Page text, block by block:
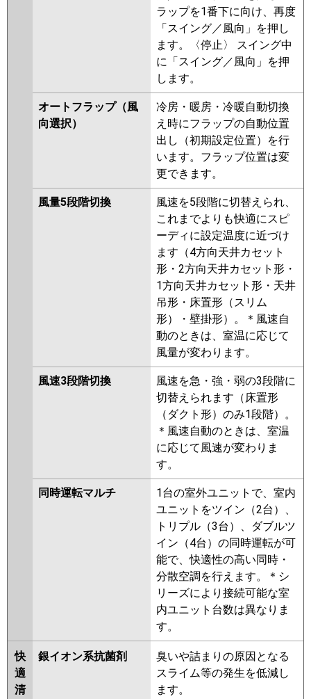
ラップを1番下に向け、再度
「スイング／風向」を押し
ます。〈停止〉 スイング中
に「スイング／風向」を押
します。
オートフラップ（風
向選択）
冷房・暖房・冷暖自動切換
え時にフラップの自動位置
出し（初期設定位置）を行
います。フラップ位置は変
更できます。
風量5段階切換
風速を5段階に切替えられ、
これまでよりも快適にスピ
ーディに設定温度に近づけ
ます（4方向天井カセット
形・2方向天井カセット形・
1方向天井カセット形・天井
吊形・床置形（スリム
形）・壁掛形）。＊風速自
動のときは、室温に応じて
風量が変わります。
風速3段階切換
風速を急・強・弱の3段階に
切替えられます（床置形
（ダクト形）のみ1段階）。
＊風速自動のときは、室温
に応じて風速が変わりま
す。
同時運転マルチ
1台の室外ユニットで、室内
ユニットをツイン（2台）、
トリプル（3台）、ダブルツ
イン（4台）の同時運転が可
能で、快適性の高い同時・
分散空調を行えます。＊シ
リーズにより接続可能な室
内ユニット台数は異なりま
す。
快
適
清
銀イオン系抗菌剤
臭いや詰まりの原因となる
スライム等の発生を低減し
ます。